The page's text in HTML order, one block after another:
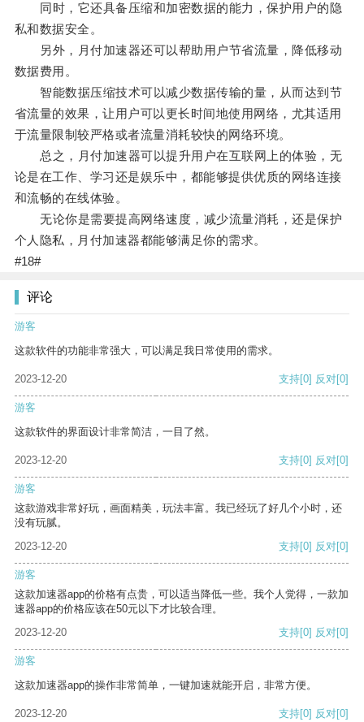
同时，它还具备压缩和加密数据的能力，保护用户的隐
私和数据安全。
另外，月付加速器还可以帮助用户节省流量，降低移动
数据费用。
智能数据压缩技术可以减少数据传输的量，从而达到节
省流量的效果，让用户可以更长时间地使用网络，尤其适用
于流量限制较严格或者流量消耗较快的网络环境。
总之，月付加速器可以提升用户在互联网上的体验，无
论是在工作、学习还是娱乐中，都能够提供优质的网络连接
和流畅的在线体验。
无论你是需要提高网络速度，减少流量消耗，还是保护
个人隐私，月付加速器都能够满足你的需求。
#18#
评论
游客
这款软件的功能非常强大，可以满足我日常使用的需求。
2023-12-20 支持[0] 反对[0]
游客
这款软件的界面设计非常简洁，一目了然。
2023-12-20 支持[0] 反对[0]
游客
这款游戏非常好玩，画面精美，玩法丰富。我已经玩了好几个小时，还
没有玩腻。
2023-12-20
支持[0] 反对[0]
游客
这款加速器app的价格有点贵，可以适当降低一些。我个人觉得，一款加
速器app的价格应该在50元以下才比较合理。
2023-12-20
支持[0] 反对[0]
游客
这款加速器app的操作非常简单，一键加速就能开启，非常方便。
2023-12-20 支持[0] 反对[0]